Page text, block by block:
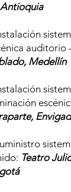
auditorio
Medellín
Teatro